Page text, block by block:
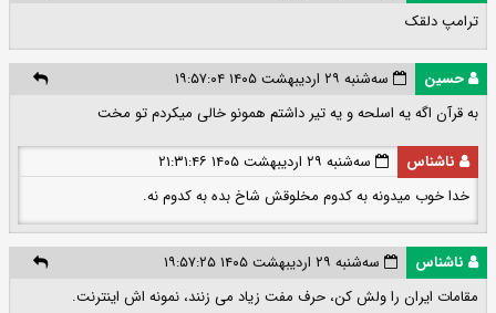
ترامپ دلقک
حسین
سه‌شنبه ۲۹ اردیبهشت ۱۴۰۵ ۱۹:۵۷:۰۴
به قرآن اگه یه اسلحه و یه تیر داشتم همونو خالی میکردم تو مخت
ناشناس
سه‌شنبه ۲۹ اردیبهشت ۱۴۰۵ ۲۱:۳۱:۴۶
خدا خوب میدونه به کدوم مخلوقش شاخ بده به کدوم نه.
ناشناس
سه‌شنبه ۲۹ اردیبهشت ۱۴۰۵ ۱۹:۵۷:۲۵
مقامات ایران را ولش کن، حرف مفت زیاد می زنند، نمونه اش اینترنت.